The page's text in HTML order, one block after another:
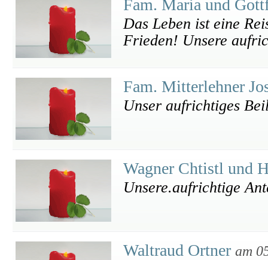
Fam. Maria und
Das Leben ist eine
Frieden! Unsere
Fam. Mitterlehner
Unser aufrichtiges
Wagner Chtistl und
Unsere.aufrichtige
Waltraud Ortner am